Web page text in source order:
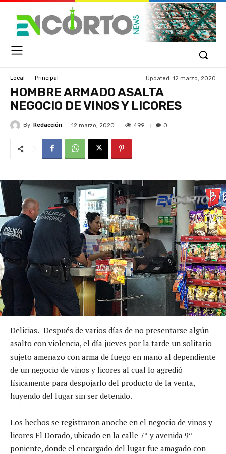
Local Principal Updated: 12 marzo, 2020
HOMBRE ARMADO ASALTA
NEGOCIO DE VINOS Y LICORES
By Redacción 12 marzo, 2020 499 0
Delicias.- Después de varios días de no presentarse algún
asalto con violencia, el día jueves por la tarde un solitario
sujeto amenazo con arma de fuego en mano al dependiente
de un negocio de vinos y licores al cual lo agredió
físicamente para despojarlo del producto de la venta,
huyendo del lugar sin ser detenido.
Los hechos se registraron anoche en el negocio de vinos y
licores El Dorado, ubicado en la calle 7ª y avenida 9ª
poniente, donde el encargado del lugar fue amagado con